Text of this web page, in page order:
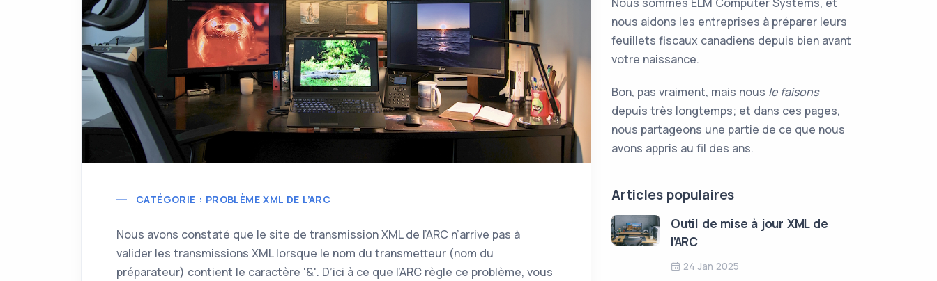
CATÉGORIE : PROBLÈME XML DE L’ARC
Nous avons constaté que le site de transmission XML de l’ARC n’arrive pas à
valider les transmissions XML lorsque le nom du transmetteur (nom du
préparateur) contient le caractère '&'. D’ici à ce que l’ARC règle ce problème, vous
nous aidons les entreprises à préparer leurs
feuillets fiscaux canadiens depuis bien avant
votre naissance.
Bon, pas vraiment, mais nous le faisons
depuis très longtemps; et dans ces pages,
nous partageons une partie de ce que nous
avons appris au fil des ans.
Articles populaires
Outil de mise à jour XML de
l’ARC
24 Jan 2025